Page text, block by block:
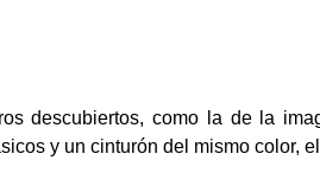
descubiertos, como la de la
y un cinturón del mismo color,